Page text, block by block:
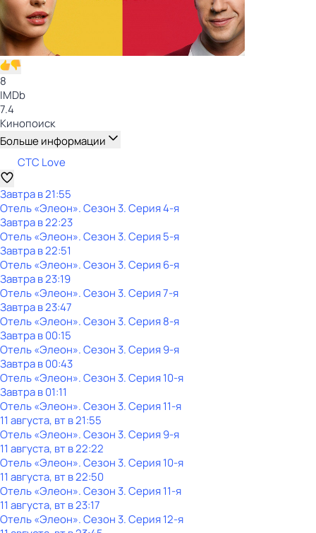
8
IMDb
7.4
Кинопоиск
Больше информации
СТС Love
Завтра в 21:55
Отель «Элеон». Сезон 3. Серия 4-я
Завтра в 22:23
Отель «Элеон». Сезон 3. Серия 5-я
Завтра в 22:51
Отель «Элеон». Сезон 3. Серия 6-я
Завтра в 23:19
Отель «Элеон». Сезон 3. Серия 7-я
Завтра в 23:47
Отель «Элеон». Сезон 3. Серия 8-я
Завтра в 00:15
Отель «Элеон». Сезон 3. Серия 9-я
Завтра в 00:43
Отель «Элеон». Сезон 3. Серия 10-я
Завтра в 01:11
Отель «Элеон». Сезон 3. Серия 11-я
11 августа, вт в 21:55
Отель «Элеон». Сезон 3. Серия 9-я
11 августа, вт в 22:22
Отель «Элеон». Сезон 3. Серия 10-я
11 августа, вт в 22:50
Отель «Элеон». Сезон 3. Серия 11-я
11 августа, вт в 23:17
Отель «Элеон». Сезон 3. Серия 12-я